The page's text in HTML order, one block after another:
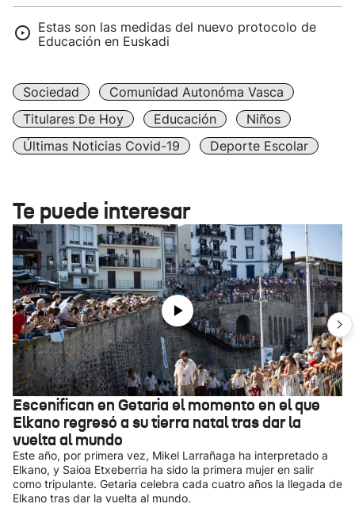
Estas son las medidas del nuevo protocolo de
Educación en Euskadi
Sociedad
Comunidad Autonóma Vasca
Titulares De Hoy
Educación
Niños
Últimas Noticias Covid-19
Deporte Escolar
Te puede interesar
Escenifican en Getaria el momento en el que
Elkano regresó a su tierra natal tras dar la
vuelta al mundo
Este año, por primera vez, Mikel Larrañaga ha interpretado a
Elkano, y Saioa Etxeberria ha sido la primera mujer en salir
como tripulante. Getaria celebra cada cuatro años la llegada de
Elkano tras dar la vuelta al mundo.